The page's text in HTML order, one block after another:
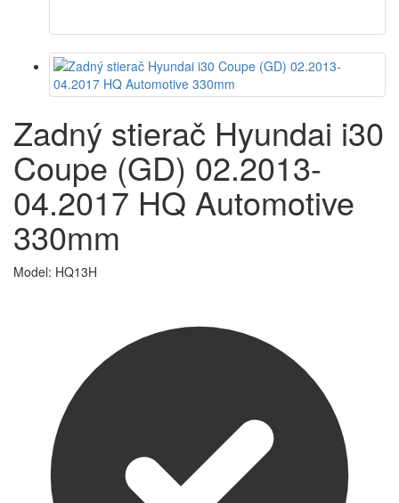
Zadný stierač Hyundai i30
Coupe (GD) 02.2013-
04.2017 HQ Automotive
330mm
Model: HQ13H